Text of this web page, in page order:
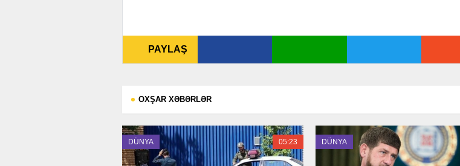
PAYLAŞ
OXŞAR XƏBƏRLƏR
DÜNYA 05:23 DÜNYA